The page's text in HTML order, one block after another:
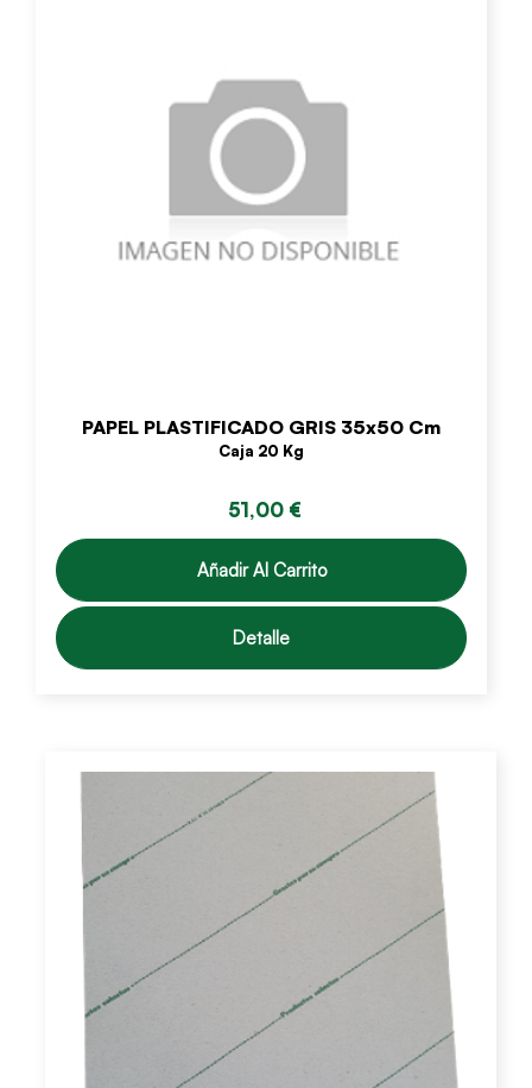
PAPEL PLASTIFICADO GRIS 35x50 Cm
Caja 20 Kg
51,00 €
Añadir Al Carrito
Detalle